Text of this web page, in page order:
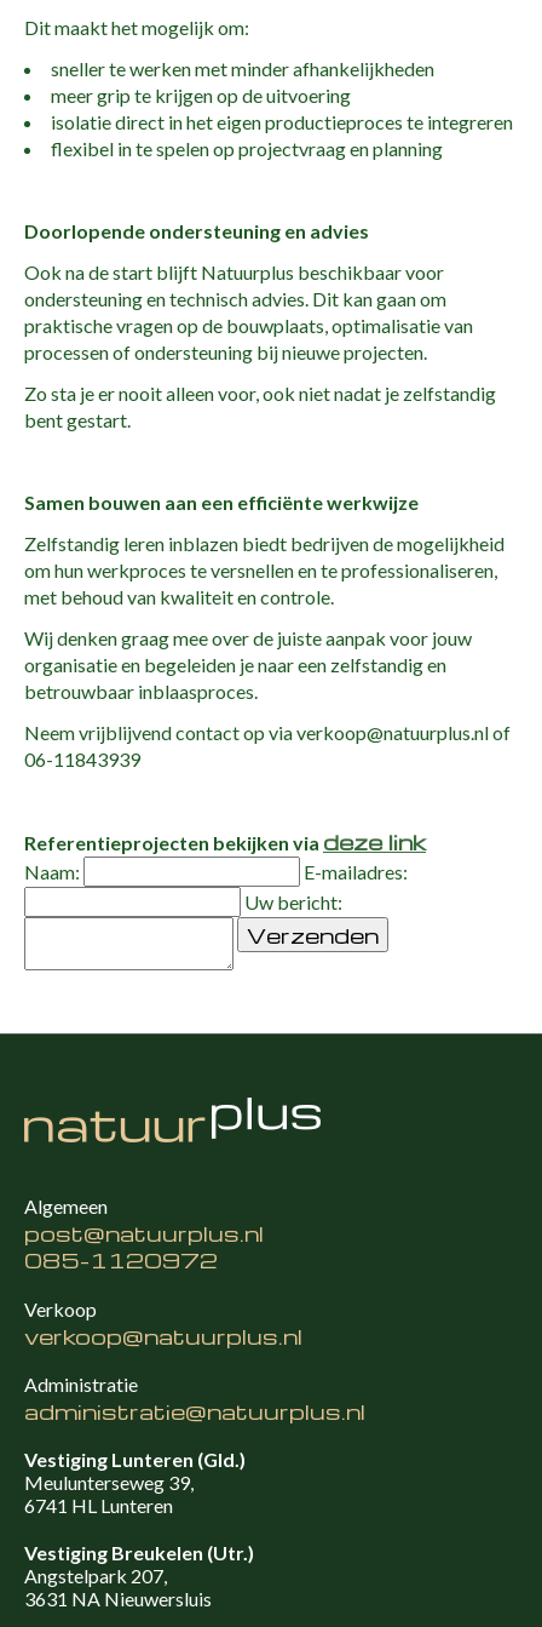
Dit maakt het mogelijk om:
sneller te werken met minder afhankelijkheden
meer grip te krijgen op de uitvoering
isolatie direct in het eigen productieproces te integreren
flexibel in te spelen op projectvraag en planning
Doorlopende ondersteuning en advies
Ook na de start blijft Natuurplus beschikbaar voor
ondersteuning en technisch advies. Dit kan gaan om
praktische vragen op de bouwplaats, optimalisatie van
processen of ondersteuning bij nieuwe projecten.
Zo sta je er nooit alleen voor, ook niet nadat je zelfstandig
bent gestart.
Samen bouwen aan een efficiënte werkwijze
Zelfstandig leren inblazen biedt bedrijven de mogelijkheid
om hun werkproces te versnellen en te professionaliseren,
met behoud van kwaliteit en controle.
Wij denken graag mee over de juiste aanpak voor jouw
organisatie en begeleiden je naar een zelfstandig en
betrouwbaar inblaasproces.
Neem vrijblijvend contact op viaverkoop@natuurplus.nlof
06-11843939
Referentieprojecten bekijken via deze link
Naam:
E-mailadres:
Uw bericht:
Verzenden
Algemeen
post@natuurplus.nl
085-1120972
Verkoop
verkoop@natuurplus.nl
Administratie
administratie@natuurplus.nl
Vestiging Lunteren (Gld.)
Meulunterseweg 39,
6741 HL Lunteren
Vestiging Breukelen (Utr.)
Angstelpark 207,
3631 NA Nieuwersluis